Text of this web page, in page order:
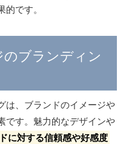
です。
ブランディン
は、ブランドのイメージや
です。魅力的なデザインや
に対する信頼感や好感度